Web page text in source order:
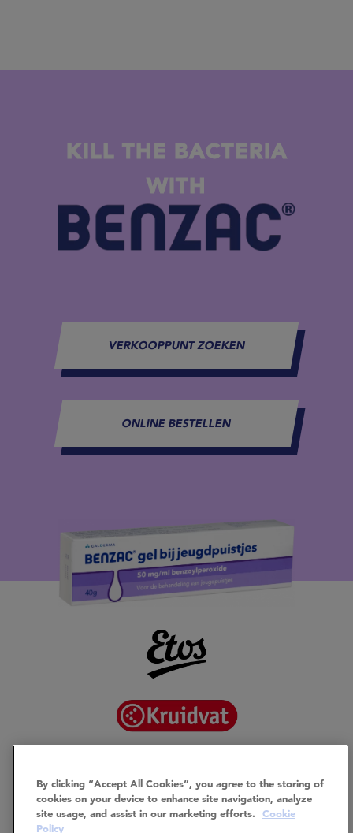
KILL THE BACTERIA
WITH
VERKOOPPUNT ZOEKEN
ONLINE BESTELLEN
By clicking “Accept All Cookies”, you agree to the storing of
cookies on your device to enhance site navigation, analyze
site usage, and assist in our marketing efforts. Cookie
Policy